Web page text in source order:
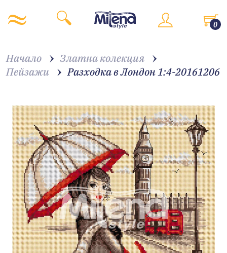
0
Начало
Златна колекция
Пейзажи
Разходка в Лондон 1:4-20161206